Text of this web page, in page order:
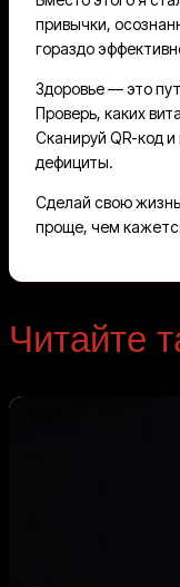
привычки,
гораздо
Здоровье — это
Проверь, каких
Сканируй QR-код
дефициты.
Сделай свою
проще, чем
Читайте